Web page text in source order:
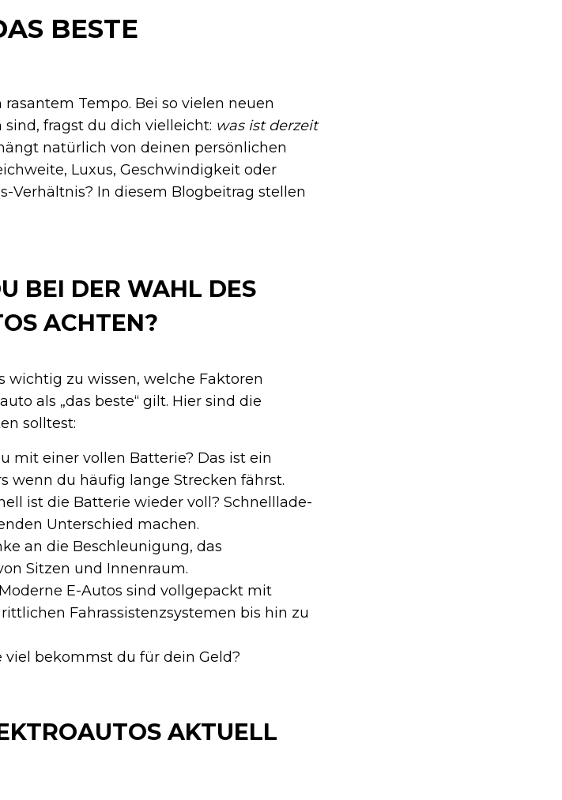
BESTE
Tempo. Bei so vielen neuen
fragst du dich vielleicht: was ist derzeit
natürlich von deinen persönlichen
Luxus, Geschwindigkeit oder
Verhältnis? In diesem Blogbeitrag stellen
BEI DER WAHL DES
ACHTEN?
wichtig zu wissen, welche Faktoren
als „das beste“ gilt. Hier sind die
solltest:
mit einer vollen Batterie? Das ist ein
wenn du häufig lange Strecken fährst.
ist die Batterie wieder voll? Schnelllade-
Unterschied machen.
an die Beschleunigung, das
Sitzen und Innenraum.
Moderne E-Autos sind vollgepackt mit
Fahrassistenzsystemen bis hin zu
viel bekommst du für dein Geld?
AKTUELL